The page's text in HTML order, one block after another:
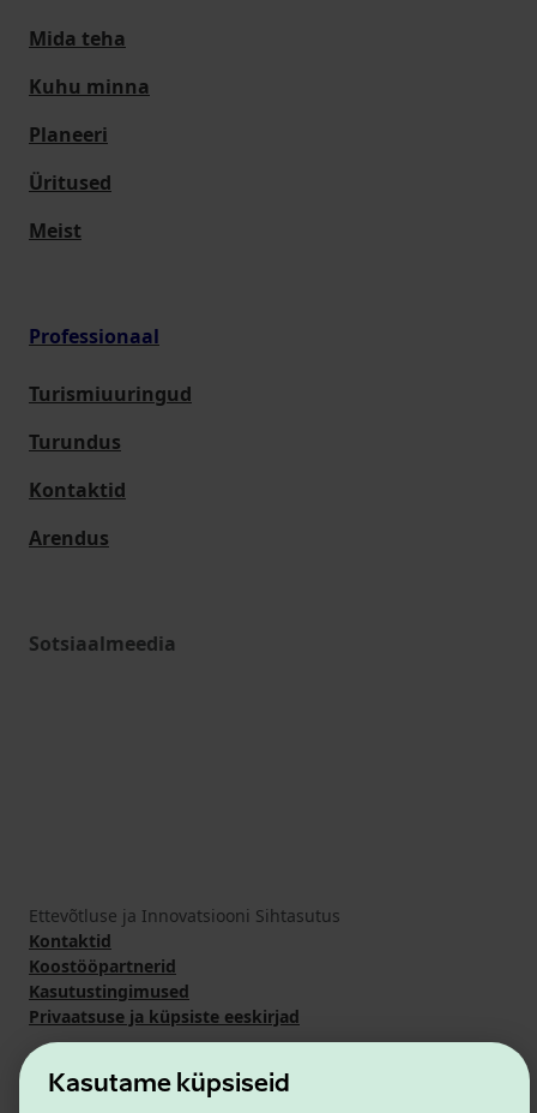
Kasutame küpsiseid
Mida teha
Kuhu minna
Planeeri
Üritused
Meist
Professionaal
Turismiuuringud
Turundus
Kontaktid
Arendus
Sotsiaalmeedia
Ettevõtluse ja Innovatsiooni Sihtasutus
Kontaktid
Koostööpartnerid
Kasutustingimused
Privaatsuse ja küpsiste eeskirjad